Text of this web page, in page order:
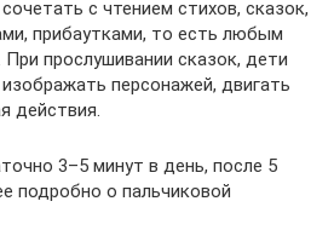
с чтением стихов, сказок,
прибаутками, то есть любым
прослушивании сказок, дети
персонажей, двигать
действия.
3–5 минут в день, после 5
подробно о пальчиковой